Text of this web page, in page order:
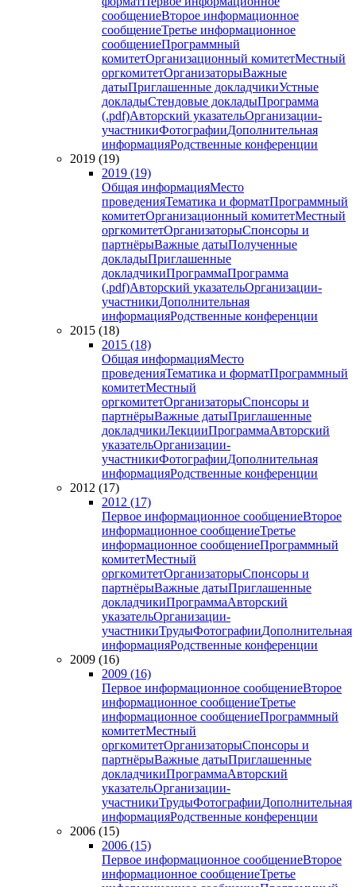
сообщениеВторое информационное
сообщениеТретье информационное
сообщениеПрограммный
комитетОрганизационный комитетМестный
оргкомитетОрганизаторыВажные
датыПриглашенные докладчикиУстные
докладыСтендовые докладыПрограмма
(.pdf)Авторский указательОрганизации-
участникиФотографииДополнительная
информацияРодственные конференции
2019 (19)
2019 (19)
Общая информацияМесто
проведенияТематика и форматПрограммный
комитетОрганизационный комитетМестный
оргкомитетОрганизаторыСпонсоры и
партнёрыВажные датыПолученные
докладыПриглашенные
докладчикиПрограммаПрограмма
(.pdf)Авторский указательОрганизации-
участникиДополнительная
информацияРодственные конференции
2015 (18)
2015 (18)
Общая информацияМесто
проведенияТематика и форматПрограммный
комитетМестный
оргкомитетОрганизаторыСпонсоры и
партнёрыВажные датыПриглашенные
докладчикиЛекцииПрограммаАвторский
указательОрганизации-
участникиФотографииДополнительная
информацияРодственные конференции
2012 (17)
2012 (17)
Первое информационное сообщениеВторое
информационное сообщениеТретье
информационное сообщениеПрограммный
комитетМестный
оргкомитетОрганизаторыСпонсоры и
партнёрыВажные датыПриглашенные
докладчикиПрограммаАвторский
указательОрганизации-
участникиТрудыФотографииДополнительная
информацияРодственные конференции
2009 (16)
2009 (16)
Первое информационное сообщениеВторое
информационное сообщениеТретье
информационное сообщениеПрограммный
комитетМестный
оргкомитетОрганизаторыСпонсоры и
партнёрыВажные датыПриглашенные
докладчикиПрограммаАвторский
указательОрганизации-
участникиТрудыФотографииДополнительная
информацияРодственные конференции
2006 (15)
2006 (15)
Первое информационное сообщениеВторое
информационное сообщениеТретье